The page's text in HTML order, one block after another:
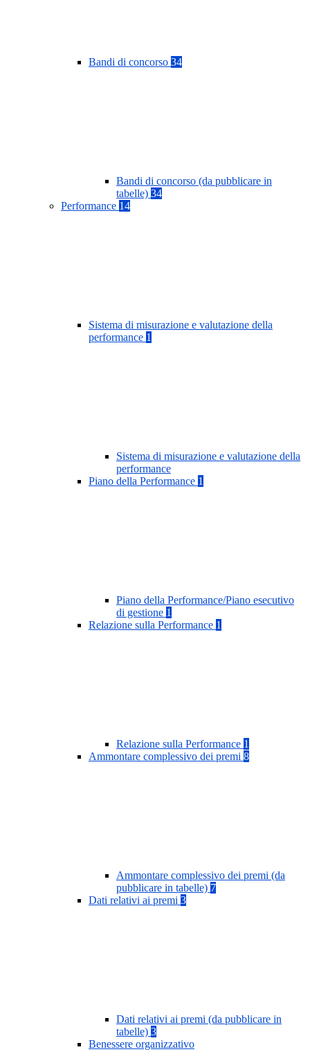
Bandi di concorso 34
Bandi di concorso (da pubblicare in
tabelle) 34
Performance 14
Sistema di misurazione e valutazione della
performance 1
Sistema di misurazione e valutazione della
performance
Piano della Performance 1
Piano della Performance/Piano esecutivo
di gestione 1
Relazione sulla Performance 1
Relazione sulla Performance 1
Ammontare complessivo dei premi 8
Ammontare complessivo dei premi (da
pubblicare in tabelle) 7
Dati relativi ai premi 3
Dati relativi ai premi (da pubblicare in
tabelle) 3
Benessere organizzativo